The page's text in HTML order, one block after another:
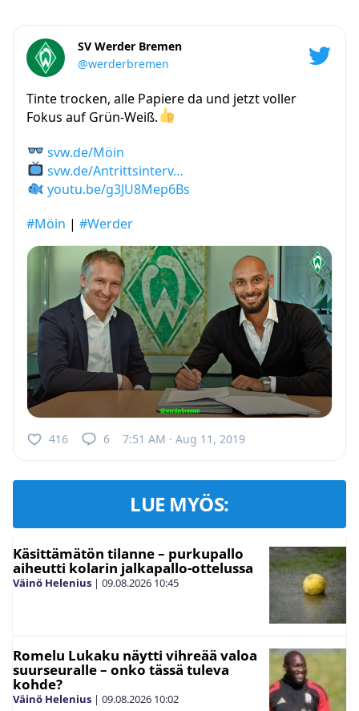
SV Werder Bremen
@werderbremen
Tinte trocken, alle Papiere da und jetzt voller
Fokus auf Grün-Weiß.
svw.de/Möin
svw.de/Antrittsinterv…
youtu.be/g3JU8Mep6Bs
#Möin | #Werder
416 6 7:51 AM · Aug 11, 2019
LUE MYÖS:
Käsittämätön tilanne – purkupallo
aiheutti kolarin jalkapallo-ottelussa
Väinö Helenius | 09.08.2026 10:45
Romelu Lukaku näytti vihreää valoa
suurseuralle – onko tässä tuleva
kohde?
Väinö Helenius | 09.08.2026 10:02